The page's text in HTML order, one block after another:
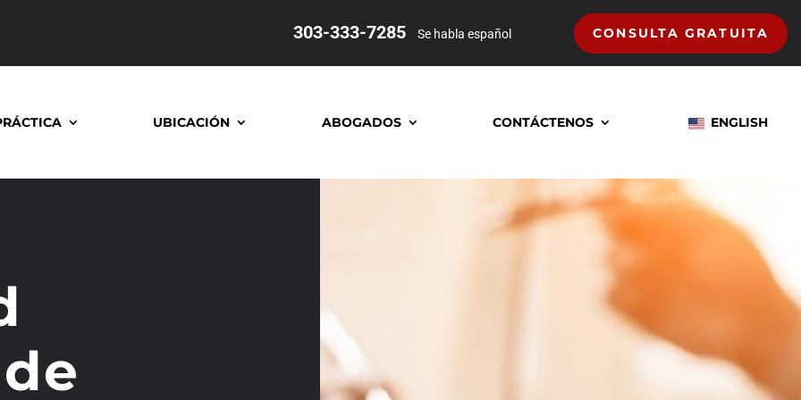
303-333-7285 Se habla español CONSULTA GRATUITA
UBICACIÓN ABOGADOS CONTÁCTENOS ENGLISH